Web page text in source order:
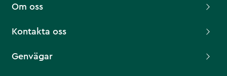
Om oss
Kontakta oss
Genvägar